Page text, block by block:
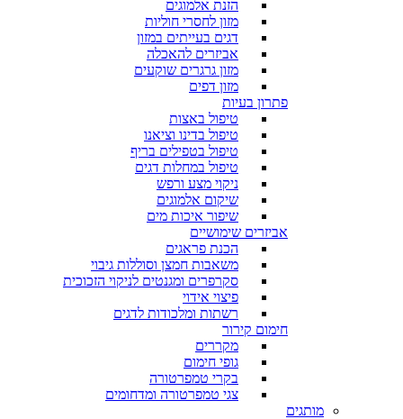
הזנת אלמוגים
מזון לחסרי חוליות
דגים בעייתים במזון
אביזרים להאכלה
מזון גרגרים שוקעים
מזון דפים
פתרון בעיות
טיפול באצות
טיפול בדינו וציאנו
טיפול בטפילים בריף
טיפול במחלות דגים
ניקוי מצע ורפש
שיקום אלמוגים
שיפור איכות מים
אביזרים שימושיים
הכנת פראגים
משאבות חמצן וסוללות גיבוי
סקרפרים ומגנטים לניקוי הזכוכית
פיצוי אידוי
רשתות ומלכודות לדגים
חימום קירור
מקררים
גופי חימום
בקרי טמפרטורה
צגי טמפרטורה ומדחומים
מותגים